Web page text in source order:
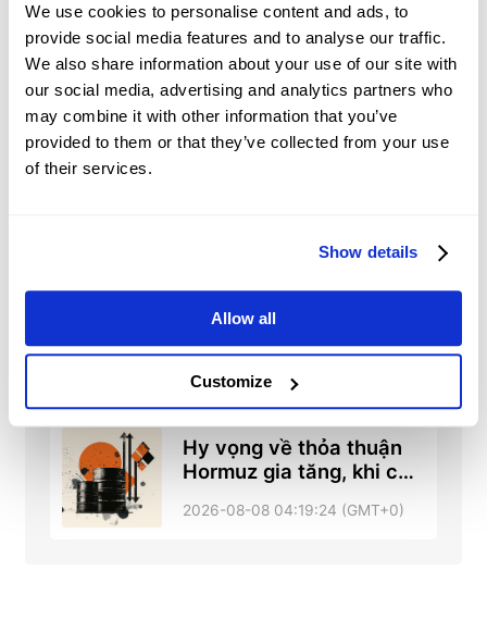
We use cookies to personalise content and ads, to
provide social media features and to analyse our traffic.
We also share information about your use of our site with
our social media, advertising and analytics partners who
may combine it with other information that you’ve
provided to them or that they’ve collected from your use
of their services.
Show details
Allow all
Customize
dụng và xu hướng thanh
khoản – DBS
2026-08-08 05:51:24 (GMT+0)
Nhân dân tệ Trung Quốc:
Singapore: Điều chỉnh
GDP và nâng dự báo –
DBS
2026-08-08 04:27:14 (GMT+0)
Hy vọng về thỏa thuận
Hormuz gia tăng, khi các
– RTRS, ABC News
2026-08-08 04:19:24 (GMT+0)